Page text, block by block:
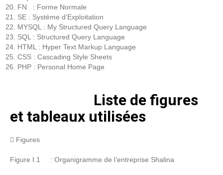
FN : Forme Normale
SE : Système d’Exploitation
MYSQL : My Structured Query Language
SQL : Structured Query Language
HTML : Hyper Text Markup Language
CSS : Cascading Style Sheets
PHP : Personal Home Page
Liste de figures
et tableaux utilisées
 Figures
Figure I.1 : Organigramme de l’entreprise Shalina